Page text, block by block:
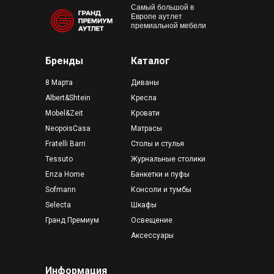
Кресла
Столы и стулья
Матрасы
Шкафы
Освещение
Диваны
Журнальные столики
Банкетки и пуфы
Аксессуары
Консоли и тумбы
Кровати
Самый большой в
Европе аутлет
премиальной мебели
Каталог
Информация
Бренды
Mobel&Zeit
Tessuto
8 Марта
Fratelli Barri
Sofmann
Selecta
Enza Home
Albert&Shtein
NeopoisCasa
Гранд Премиум